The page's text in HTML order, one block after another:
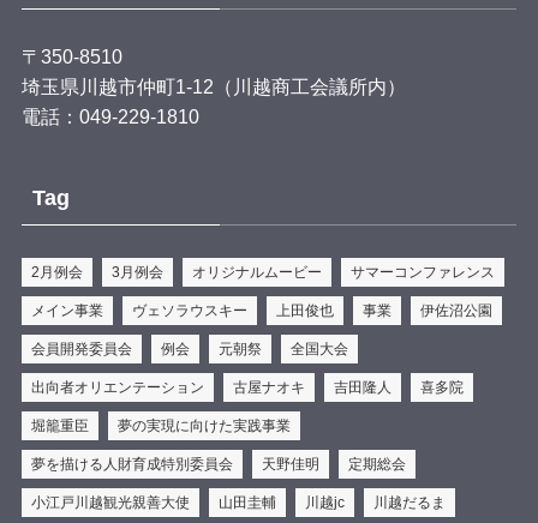
一緒に作って、
一緒に食べて、
「違いを力に。仲間と作る最高のゴール！」
#...もっと見る
写真
View on Facebook Share
時の鐘マン（公社）川越青年会議所
AYANOKA.
4 days ago
.
〒350-8510
埼玉県川越市仲町1-12（川越商工会議所内）
電話：049-229-1810
Tag
2月例会 3月例会 オリジナルムービー サマーコンファレンス
メイン事業 ヴェソラウスキー 上田俊也 事業 伊佐沼公園
会員開発委員会 例会 元朝祭 全国大会
出向者オリエンテーション 古屋ナオキ 吉田隆人 喜多院
堀籠重臣 夢の実現に向けた実践事業
夢を描ける人財育成特別委員会 天野佳明 定期総会
小江戸川越観光親善大使 山田圭輔 川越jc 川越だるま